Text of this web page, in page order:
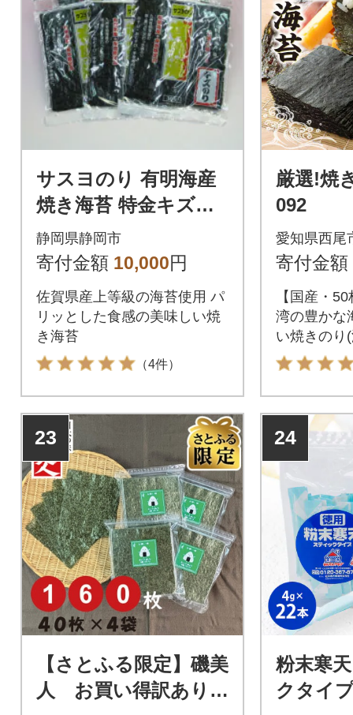
サスヨのり 有明海産
焼き海苔 特金キズの
り 全形10枚5袋セット
訳あり
静岡県静岡市
寄付金額 10,000円
佐賀県産上等級の海苔使用 パ
リッとした食感の美味しい焼
き海苔
（4件）
厳選!焼
092
愛知県西尾
寄付金額
【国産・
湾の豊かな
い焼きのり
枚入/5袋)
23
【さとふる限定】磯美
人 お買い得訳あり焼
24
粉末寒
クタイ